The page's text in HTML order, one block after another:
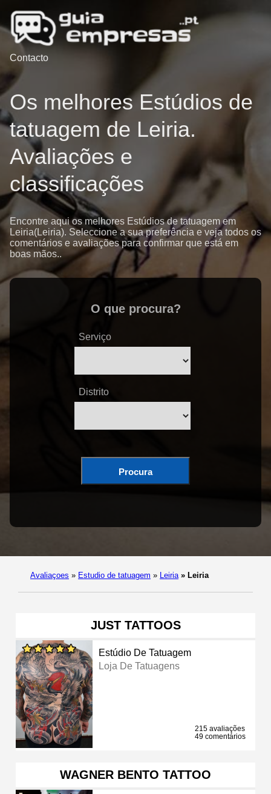
Contacto
Os melhores Estúdios de
tatuagem de Leiria.
Avaliações e
classificações
Encontre aqui os melhores Estúdios de tatuagem em
Leiria(Leiria). Seleccione a sua preferência e veja todos os
comentários e avaliações para confirmar que está em
boas mãos..
O que procura?
Serviço
Distrito
Procura
Avaliaçoes » Estudio de tatuagem » Leiria » Leiria
JUST TATTOOS
Estúdio De Tatuagem
Loja De Tatuagens
215 avaliações
49 comentários
WAGNER BENTO TATTOO